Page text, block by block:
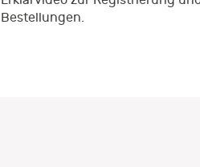
Bestellungen.